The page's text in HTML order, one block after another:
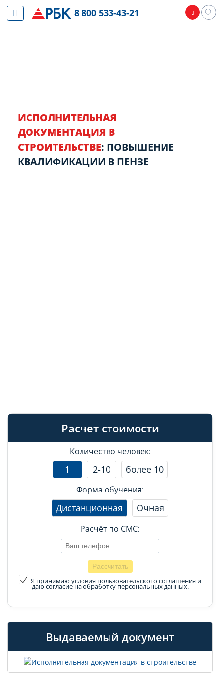
ИСПОЛНИТЕЛЬНАЯ
ДОКУМЕНТАЦИЯ В
СТРОИТЕЛЬСТВЕ: ПОВЫШЕНИЕ
КВАЛИФИКАЦИИ В ПЕНЗЕ
Расчет стоимости
Количество человек:
1 2-10 более 10
Форма обучения:
Дистанционная Очная
Расчёт по СМС:
Я принимаю условия пользовательского соглашения и
даю согласие на обработку персональных данных.
Выдаваемый документ
8 800 533-43-21